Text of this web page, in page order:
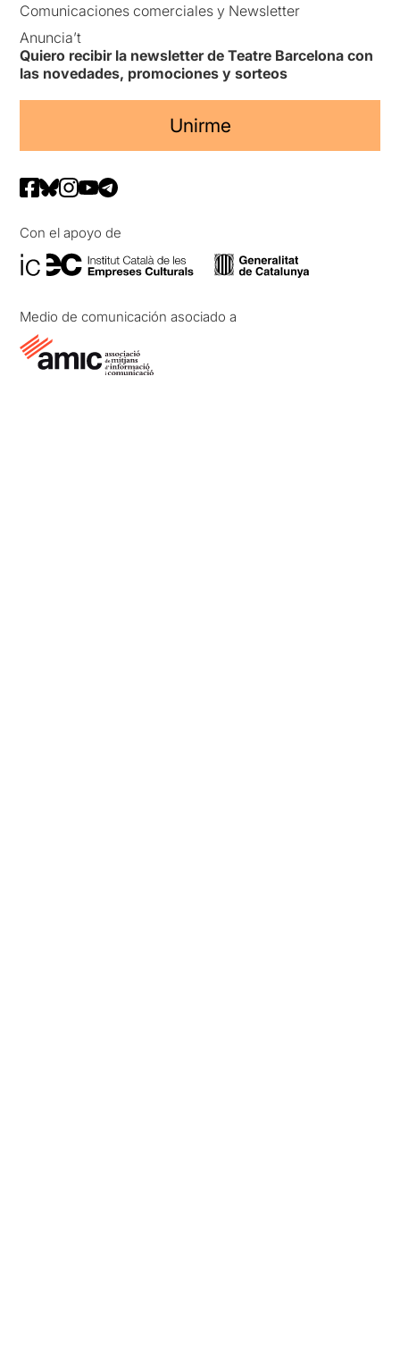
Comunicaciones comerciales y Newsletter
Anuncia’t
Quiero recibir la newsletter de Teatre Barcelona con
las novedades, promociones y sorteos
Unirme
Con el apoyo de
Medio de comunicación asociado a